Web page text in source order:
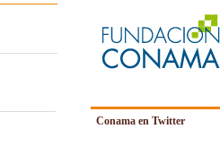
Conama en Twitter